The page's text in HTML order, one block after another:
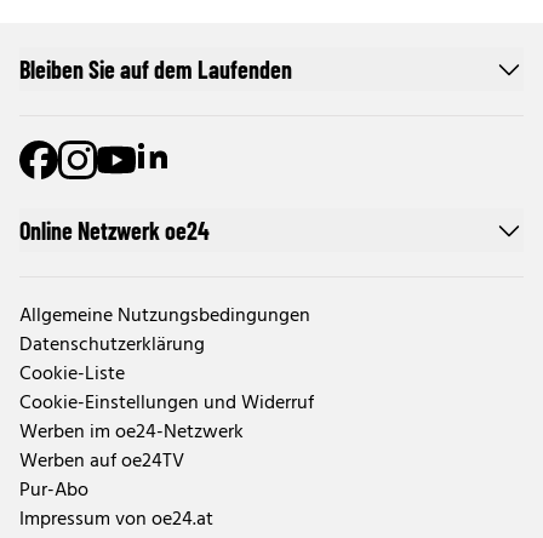
Online Netzwerk oe24
Allgemeine Nutzungsbedingungen
Datenschutzerklärung
Cookie-Liste
Cookie-Einstellungen und Widerruf
Werben im oe24-Netzwerk
Werben auf oe24TV
Pur-Abo
Impressum von oe24.at
Bleiben Sie auf dem Laufenden